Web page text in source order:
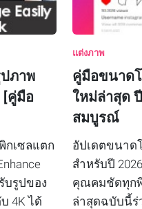
ภาพ
[คู่มือ
กเซลแตก
บรูปของ
4K ได้
แต่งภาพ
คู่มือขนาด
ใหม่ล่าสุด
สมบูรณ์
อัปเดตขนาด
สำหรับปี
คุณคมชัดทุก
ล่าสุดฉบับนี้ร่